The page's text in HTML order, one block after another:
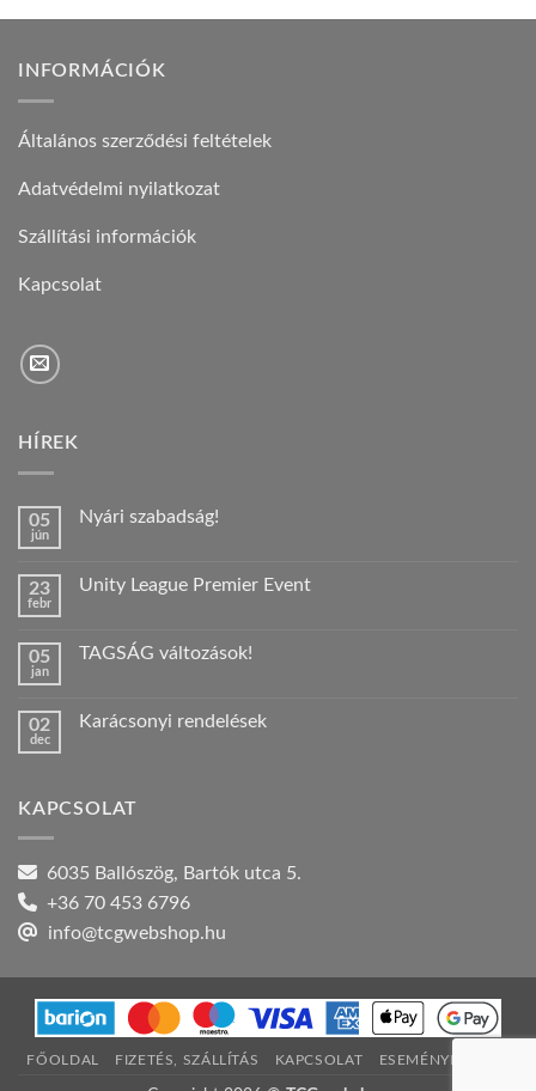
INFORMÁCIÓK
Általános szerződési feltételek
Adatvédelmi nyilatkozat
Szállítási információk
Kapcsolat
HÍREK
05
jún
Nyári szabadság!
Nyári
23
febr
Unity League Premier Event
Unity
bejegyzéshez
05
jan
TAGSÁG változások!
TAGSÁG
02
dec
Karácsonyi rendelések
rendelések
KAPCSOLAT
6035 Ballószög, Bartók utca 5.
+36 70 453 6796
info@tcgwebshop.hu
FŐOLDAL FIZETÉS, SZÁLLÍTÁS KAPCSOLAT ESEMÉNYNAPTÁR